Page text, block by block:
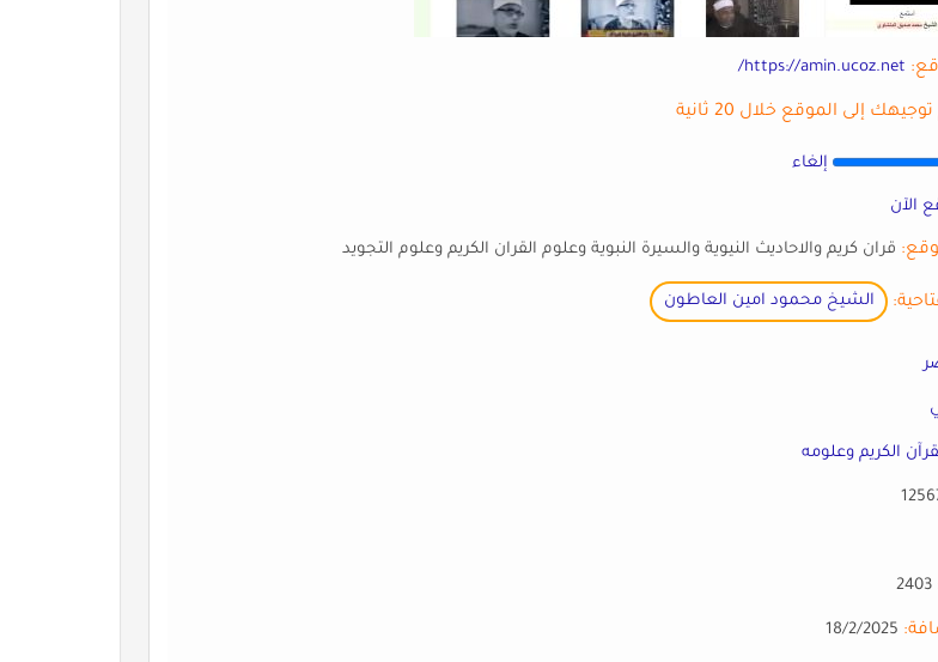
https://amin.ucoz.net/
إلى الموقع خلال 20 ثانية
إلغاء
الآن
قران كريم والاحاديث النيوية والسيرة النبوية وعلوم القران الكريم وعلوم التجويد
الشيخ محمود امين العاطون
الكريم وعلومه